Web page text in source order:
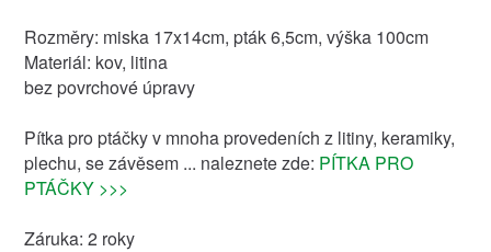
Rozměry: miska 17x14cm, pták 6,5cm, výška 100cm
Materiál: kov, litina
bez povrchové úpravy
Pítka pro ptáčky v mnoha provedeních z litiny, keramiky,
plechu, se závěsem ... naleznete zde: PÍTKA PRO
PTÁČKY >>>
Záruka: 2 roky